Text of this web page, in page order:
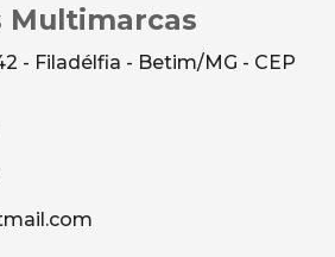
Multimarcas
- Filadélfia - Betim/MG - CEP